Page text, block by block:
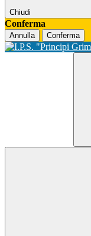
Chiudi
Conferma
Annulla Conferma